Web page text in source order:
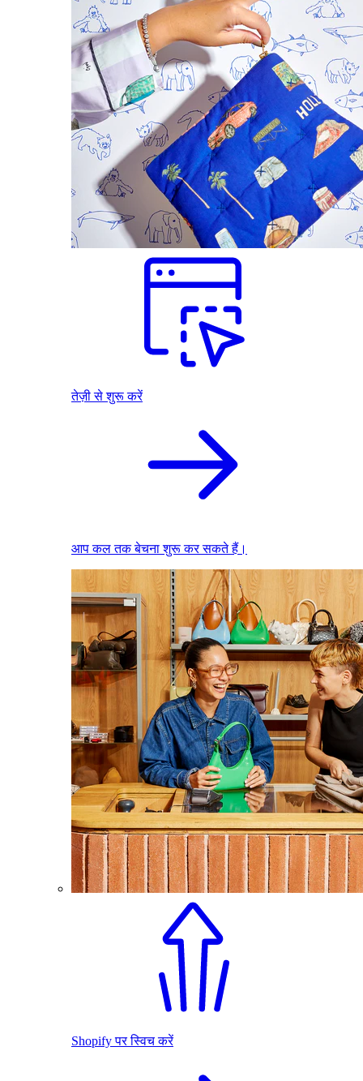
तेज़ी से शुरू करें
आप कल तक बेचना शुरू कर सकते हैं।
Shopify पर स्विच करें